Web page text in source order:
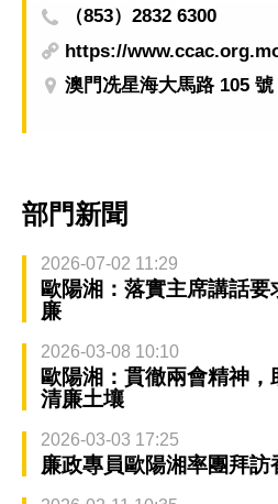
（853）2832 6300
https://
澳門冼星海大馬路 105
部門新聞
2026-07-02 11:29
歐陽湘：落實主席講話
廉
2026-03-08 10:10
歐陽湘：貫徹兩會精神
清廉土壤
2026-03-03 17:25
廉政專員歐陽湘率團拜